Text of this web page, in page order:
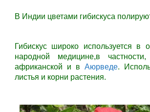
В Индии цветами гибискуса
Гибискус широко используется в
народной медицине,в
африканской и в Аюрведе.
листья и корни растения.